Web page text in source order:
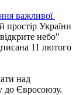
важливої
простір України
небо"
11 лютого
над
до Євросоюзу.